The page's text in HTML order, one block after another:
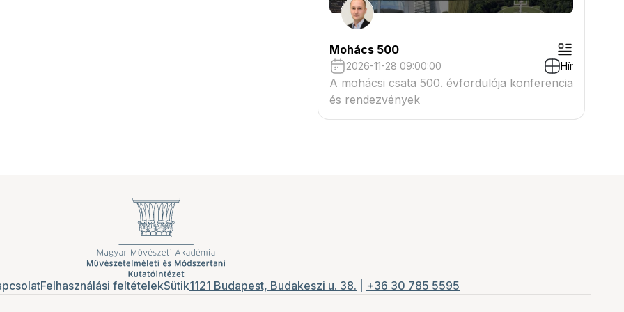
Mohács 500
2026-11-28 09:00:00 Hír
A mohácsi csata 500. évfordulója konferencia
és rendezvények
Felhasználási feltételekSütik1121 Budapest, Budakeszi u. 38. +36 30 785 5595